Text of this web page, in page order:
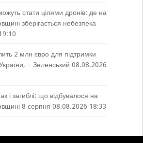
стати цілями дронів: де на
зберігається небезпека
2 млн євро для підтримки
– Зеленський 08.08.2026
і загиблі: що відбувалося на
8 серпня 08.08.2026 18:33